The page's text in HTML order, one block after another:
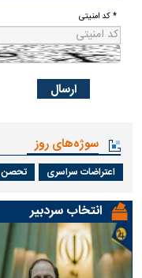
* کد امنیتی
سوژه‌های روز
اعتراضات سراسری تحصن
انتخاب سردبیر